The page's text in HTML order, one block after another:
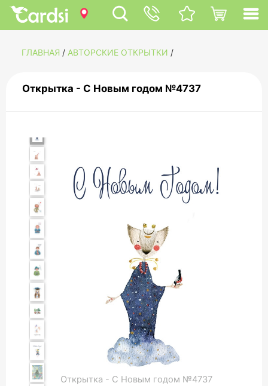
ГЛАВНАЯ / АВТОРСКИЕ ОТКРЫТКИ /
Открытка - С Новым годом №4737
Открытка - С Новым годом №4737